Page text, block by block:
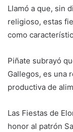
Llamó a que, sin
religioso, estas
como
Piñate subrayó
Gallegos, es una
productiva de
Las Fiestas de
honor al patrón